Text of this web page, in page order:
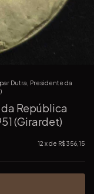
Dutra, Presidente da
República
(Girardet)
12 x de R$356,15